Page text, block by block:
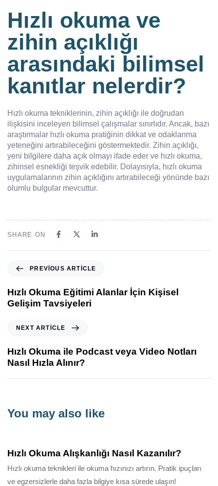
Hızlı okuma ve
zihin açıklığı
arasındaki bilimsel
kanıtlar nelerdir?
Hızlı okuma tekniklerinin, zihin açıklığı ile doğrudan
ilişkisini inceleyen bilimsel çalışmalar sınırlıdır. Ancak, bazı
araştırmalar hızlı okuma pratiğinin dikkat ve odaklanma
yeteneğini artırabileceğini göstermektedir. Zihin açıklığı,
yeni bilgilere daha açık olmayı ifade eder ve hızlı okuma,
zihinsel esnekliği teşvik edebilir. Dolayısıyla, hızlı okuma
uygulamalarının zihin açıklığını artırabileceği yönünde bazı
olumlu bulgular mevcuttur.
SHARE ON
PREVIOUS ARTICLE
Hızlı Okuma Eğitimi Alanlar İçin Kişisel
Gelişim Tavsiyeleri
NEXT ARTICLE
Hızlı Okuma ile Podcast veya Video Notları
Nasıl Hızla Alınır?
You may also like
Hızlı Okuma Alışkanlığı Nasıl Kazanılır?
Hızlı okuma teknikleri ile okuma hızınızı artırın. Pratik ipuçları
ve egzersizlerle daha fazla bilgiye kısa sürede ulaşın!